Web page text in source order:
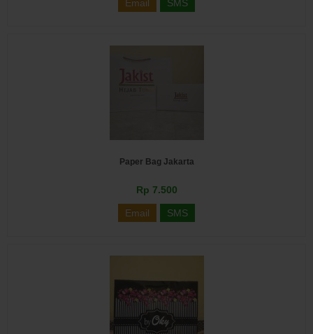
Email SMS
Paper Bag Jakarta
Rp 7.500
Email SMS